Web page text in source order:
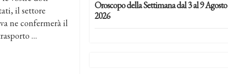
il settore
ne confermerà il
…
Oroscopo della Settimana dal 3 al 9 Agosto
2026